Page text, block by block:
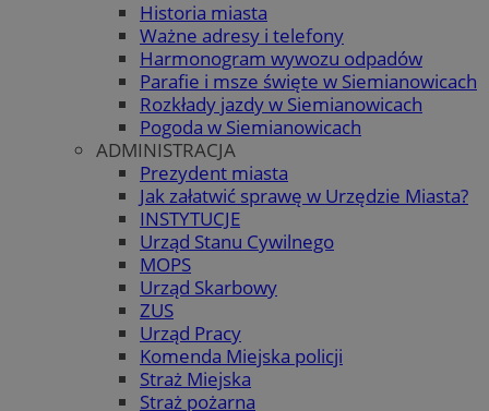
Historia miasta
Ważne adresy i telefony
Harmonogram wywozu odpadów
Parafie i msze święte w Siemianowicach
Rozkłady jazdy w Siemianowicach
Pogoda w Siemianowicach
ADMINISTRACJA
Prezydent miasta
Jak załatwić sprawę w Urzędzie Miasta?
INSTYTUCJE
Urząd Stanu Cywilnego
MOPS
Urząd Skarbowy
ZUS
Urząd Pracy
Komenda Miejska policji
Straż Miejska
Straż pożarna